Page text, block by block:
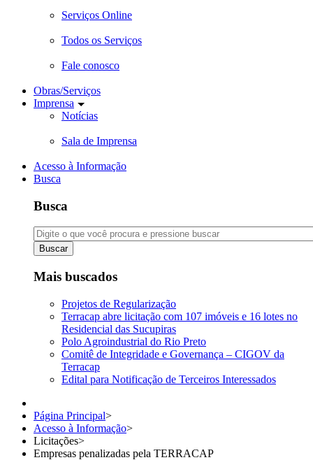
Serviços Online
Todos os Serviços
Fale conosco
Obras/Serviços
Imprensa
Notícias
Sala de Imprensa
Acesso à Informação
Busca
Busca
Buscar
Mais buscados
Projetos de Regularização
Terracap abre licitação com 107 imóveis e 16 lotes no
Residencial das Sucupiras
Polo Agroindustrial do Rio Preto
Comitê de Integridade e Governança – CIGOV da
Terracap
Edital para Notificação de Terceiros Interessados
Página Principal>
Acesso à Informação>
Licitações>
Empresas penalizadas pela TERRACAP